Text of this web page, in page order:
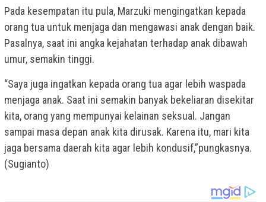
Pada kesempatan itu pula, Marzuki mengingatkan kepada
orang tua untuk menjaga dan mengawasi anak dengan baik.
Pasalnya, saat ini angka kejahatan terhadap anak dibawah
umur, semakin tinggi.
“Saya juga ingatkan kepada orang tua agar lebih waspada
menjaga anak. Saat ini semakin banyak bekeliaran disekitar
kita, orang yang mempunyai kelainan seksual. Jangan
sampai masa depan anak kita dirusak. Karena itu, mari kita
jaga bersama daerah kita agar lebih kondusif,”pungkasnya.
(Sugianto)